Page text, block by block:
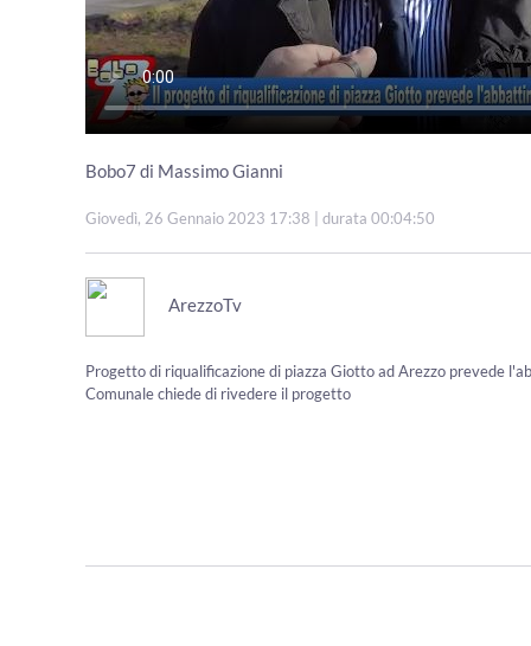
Bobo7 di Massimo Gianni
Giovedì, 26 Gennaio 2023 17:38 | durata 00:04:50
ArezzoTv
Progetto di riqualificazione di piazza Giotto ad Arezzo prevede
Comunale chiede di rivedere il progetto